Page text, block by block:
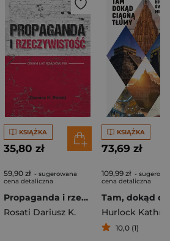
KSIĄŻKA
35,80 zł
59,90 zł - sugerowana
cena detaliczna
Propaganda i rzeczywistość. Osiem lat rządów PiS
Rosati Dariusz K.
KSIĄŻKA
73,69 zł
109,99 zł -
cena detaliczna
Hurlock
10,0 (1)